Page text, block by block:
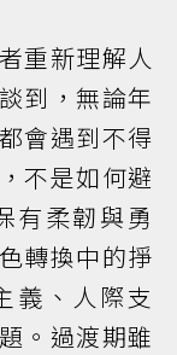
重新理解人
到，無論年
會遇到不得
不是如何避
有柔韌與勇
轉換中的掙
義、人際支
。過渡期雖